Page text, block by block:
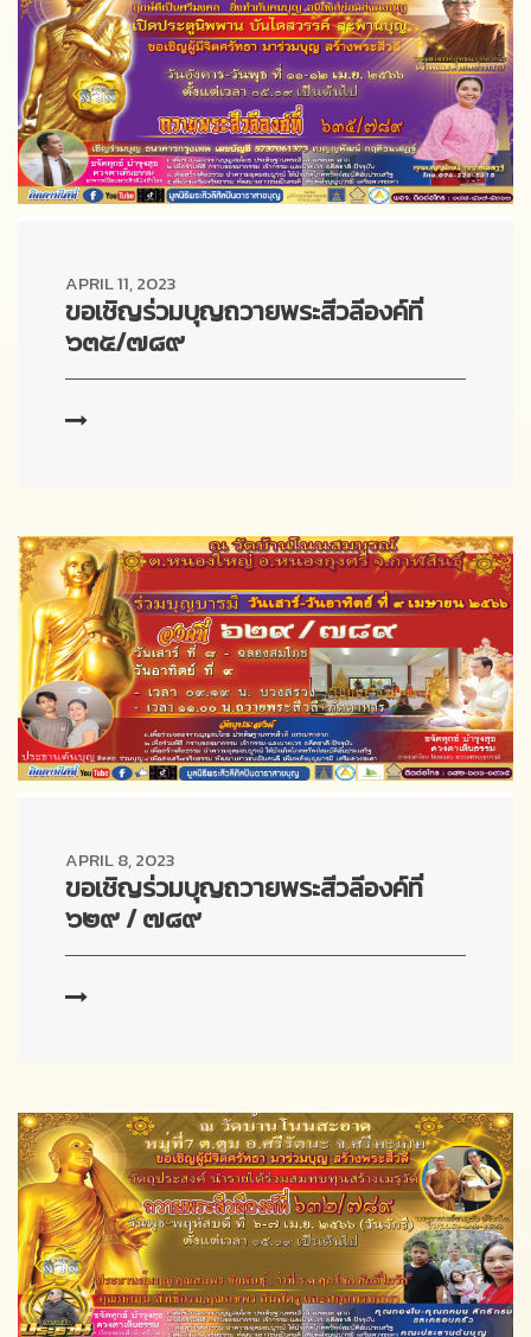
APRIL 11, 2023
ขอเชิญร่วมบุญถวายพระสีวลีองค์ที่
๖๓๕/๗๘๙
APRIL 8, 2023
ขอเชิญร่วมบุญถวายพระสีวลีองค์ที่
๖๒๙ / ๗๘๙